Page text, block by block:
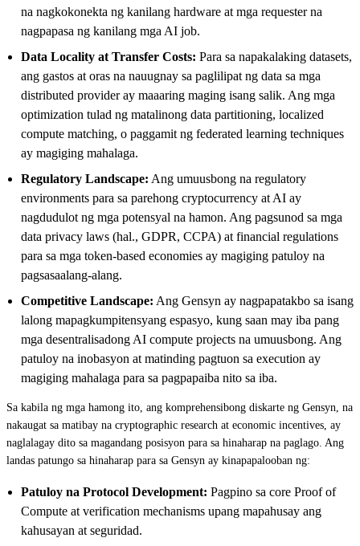
na nagkokonekta ng kanilang hardware at mga requester na
nagpapasa ng kanilang mga AI job.
Data Locality at Transfer Costs: Para sa napakalaking datasets,
ang gastos at oras na nauugnay sa paglilipat ng data sa mga
distributed provider ay maaaring maging isang salik. Ang mga
optimization tulad ng matalinong data partitioning, localized
compute matching, o paggamit ng federated learning techniques
ay magiging mahalaga.
Regulatory Landscape: Ang umuusbong na regulatory
environments para sa parehong cryptocurrency at AI ay
nagdudulot ng mga potensyal na hamon. Ang pagsunod sa mga
data privacy laws (hal., GDPR, CCPA) at financial regulations
para sa mga token-based economies ay magiging patuloy na
pagsasaalang-alang.
Competitive Landscape: Ang Gensyn ay nagpapatakbo sa isang
lalong mapagkumpitensyang espasyo, kung saan may iba pang
mga desentralisadong AI compute projects na umuusbong. Ang
patuloy na inobasyon at matinding pagtuon sa execution ay
magiging mahalaga para sa pagpapaiba nito sa iba.
Sa kabila ng mga hamong ito, ang komprehensibong diskarte ng Gensyn, na
nakaugat sa matibay na cryptographic research at economic incentives, ay
naglalagay dito sa magandang posisyon para sa hinaharap na paglago. Ang
landas patungo sa hinaharap para sa Gensyn ay kinapapalooban ng:
Patuloy na Protocol Development: Pagpino sa core Proof of
Compute at verification mechanisms upang mapahusay ang
kahusayan at seguridad.